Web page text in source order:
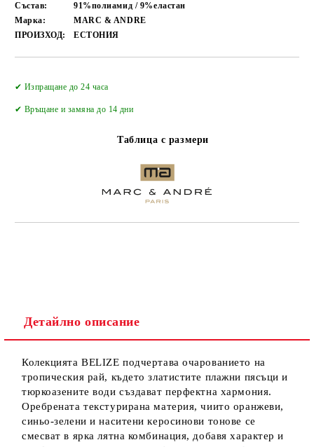
Състав:
91%полиамид / 9%еластан
Марка:
MARC & ANDRE
ПРОИЗХОД:
ЕСТОНИЯ
✔ Изпращане до 24 часа
✔ Връщане и замяна до 14 дни
Таблица с размери
Детайлно описание
Колекцията BELIZE подчертава очарованието на
тропическия рай, където златистите плажни пясъци и
тюркоазените води създават перфектна хармония.
Оребрената текстурирана материя, чиито оранжеви,
синьо-зелени и наситени керосинови тонове се
смесват в ярка лятна комбинация, добавя характер и